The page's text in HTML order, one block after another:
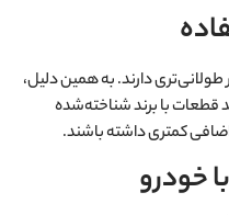
طولانی‌تری دارند. به همین دلیل،
قطعات با برند شناخته‌شده
کمتری داشته باشند.
خودرو